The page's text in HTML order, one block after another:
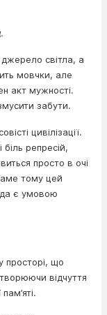
світла, а
мовчки, але
акт мужності.
забути.
цивілізації.
репресій,
просто в очі
тому цей
є умовою
просторі, що
відчуття